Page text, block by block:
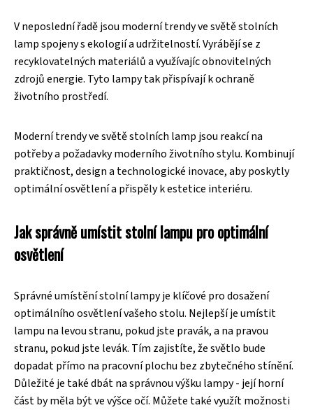
V neposlední řadě jsou moderní trendy ve světě stolních
lamp spojeny s ekologií a udržitelností. Vyrábějí se z
recyklovatelných materiálů a využívajíc obnovitelných
zdrojů energie. Tyto lampy tak přispívají k ochraně
životního prostředí.
Moderní trendy ve světě stolních lamp jsou reakcí na
potřeby a požadavky moderního životního stylu. Kombinují
praktičnost, design a technologické inovace, aby poskytly
optimální osvětlení a přispěly k estetice interiéru.
Jak správně umístit stolní lampu pro optimální
osvětlení
Správné umístění stolní lampy je klíčové pro dosažení
optimálního osvětlení vašeho stolu. Nejlepší je umístit
lampu na levou stranu, pokud jste pravák, a na pravou
stranu, pokud jste levák. Tím zajistíte, že světlo bude
dopadat přímo na pracovní plochu bez zbytečného stínění.
Důležité je také dbát na správnou výšku lampy - její horní
část by měla být ve výšce očí. Můžete také využít možnosti